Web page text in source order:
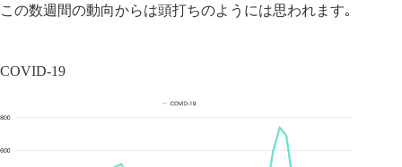
この数週間の動向からは頭打ちのようには思われます｡
COVID-19